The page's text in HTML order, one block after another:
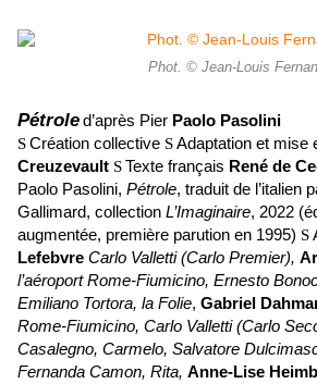
Phot. © Jean-Louis
Pétroled’après Pier Paolo Pasolini
SCréation collective SAdaptation et mise
Creuzevault STexte français René de
Paolo Pasolini, Pétrole, traduit de l’italien
Gallimard, collection L’Imaginaire, 2022
augmentée, première parution en 1995) S
Lefebvre Carlo Valletti (Carlo Premier),
l’aéroport Rome-Fiumicino, Ernesto
Emiliano Tortora, la Folie, Gabriel
Rome-Fiumicino, Carlo Valletti (Carlo
Casalegno, Carmelo, Salvatore
Fernanda Camon, Rita, Anne-Lise